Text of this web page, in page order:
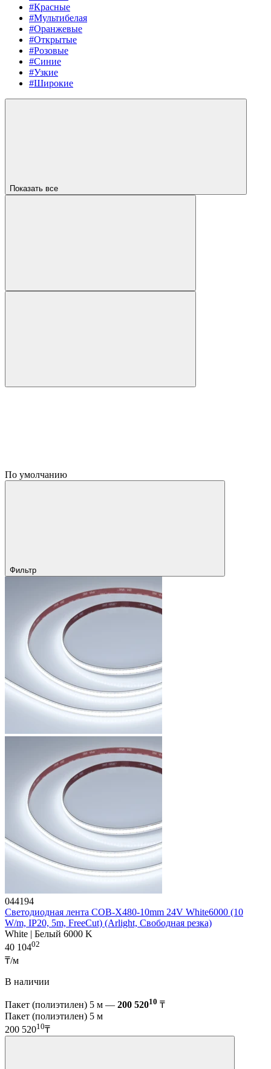
#Красные
#Мультибелая
#Оранжевые
#Открытые
#Розовые
#Синие
#Узкие
#Широкие
Показать все
По умолчанию
Фильтр
044194
Светодиодная лента COB-X480-10mm 24V White6000 (10
W/m, IP20, 5m, FreeCut) (Arlight, Свободная резка)
White | Белый 6000 K
40 10402
₸/м
В наличии
Пакет (полиэтилен) 5 м — 200 52010 ₸
Пакет (полиэтилен) 5 м
200 52010₸